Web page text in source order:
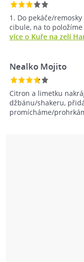
1. Do pekáče/
cibule, na to
více o Kuře na zelí
Nealko Mojito
Citron a limetku
džbánu/shakeru,
promícháme/